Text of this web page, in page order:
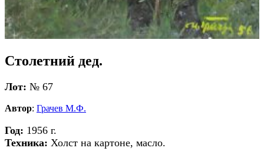
Столетний дед.
Лот: № 67
Автор: Грачев М.Ф.
Год: 1956 г.
Техника: Холст на картоне, масло.